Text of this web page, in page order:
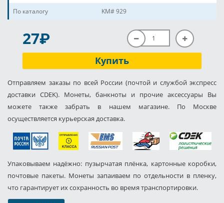
По каталогу
KM# 929
27P
Купить
Отправляем заказы по всей России (почтой и службой экспресс
доставки CDEK). Монеты, банкноты и прочие аксессуары Вы
можете также забрать в нашем магазине. По Москве
осуществляется курьерская доставка.
Упаковываем надёжно: пузырчатая плёнка, картонные коробки,
почтовые пакеты. Монеты запаиваем по отдельности в пленку,
что гарантирует их сохранность во время транспортировки.